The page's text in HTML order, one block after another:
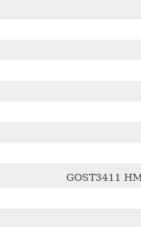
GOST3411